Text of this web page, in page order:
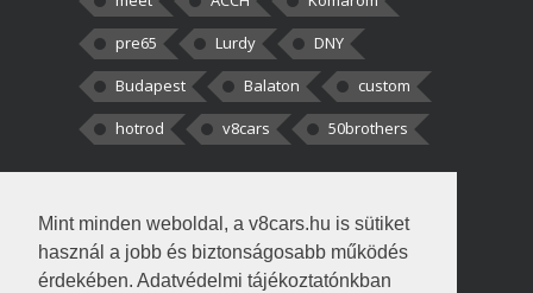
Mint minden weboldal, a v8cars.hu is sütiket
használ a jobb és biztonságosabb működés
érdekében. Adatvédelmi tájékoztatónkban
pre65
Lurdy
DNY
Budapest
Balaton
custom
hotrod
v8cars 50brothers
kortisz:Elszúrtam! Én csak két
darabbaal számoltam. Nem tudtam, hogy fél autót,